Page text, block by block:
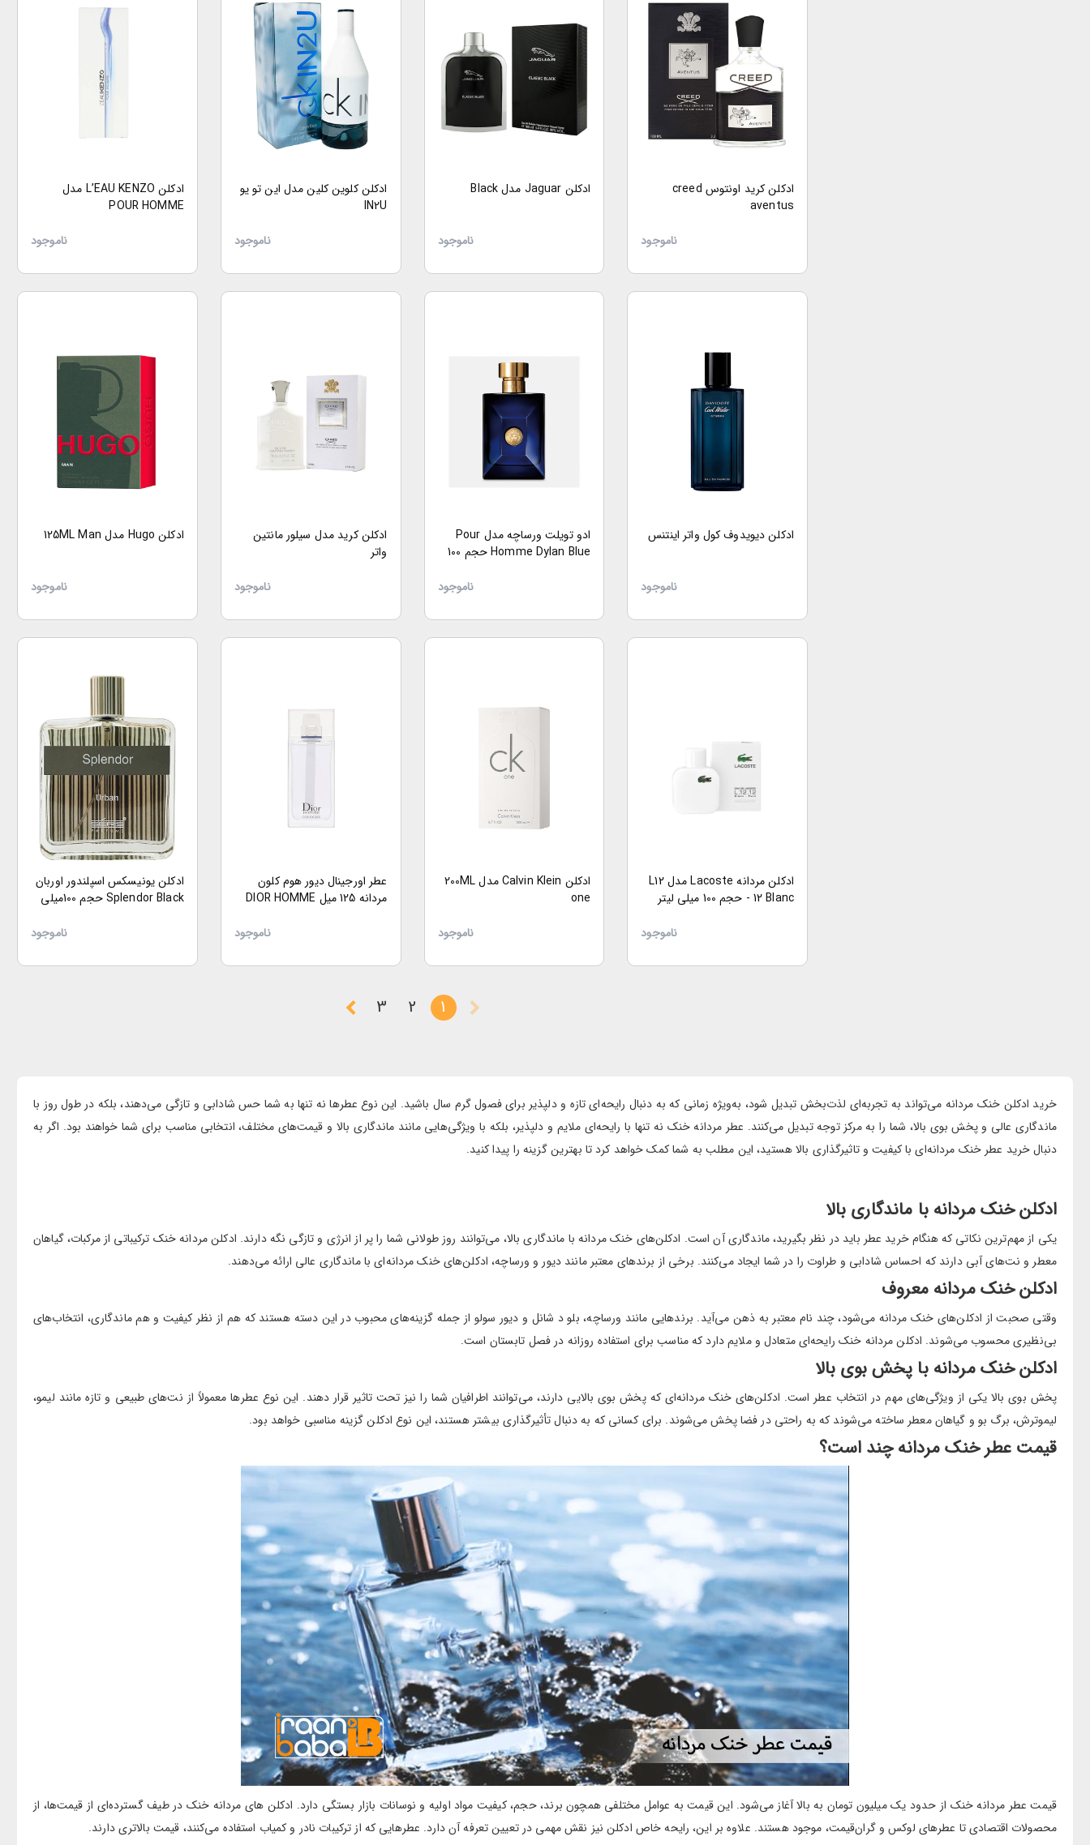
ادکلن کرید اونتوس creed
aventus
ناموجود
ادکلن Jaguar مدل Black
ناموجود
ادکلن کلوین کلین مدل این تو یو
IN2U
ناموجود
ادکلن L’EAU KENZO مدل
POUR HOMME
ناموجود
ادکلن دیویدوف کول واتر اینتنس
ناموجود
ادو تویلت ورساچه مدل Pour
Homme Dylan Blue حجم 100
ناموجود
ادکلن کرید مدل سیلور مانتین
واتر
ناموجود
ادکلن Hugo مدل 125ML Man
ناموجود
ادکلن مردانه Lacoste مدل L12
12 Blanc - حجم 100 میلی لیتر
ناموجود
ادکلن Calvin Klein مدل 200ML
one
ناموجود
عطر اورجینال دیور هوم کلون
مردانه 125 میل DIOR HOMME
ناموجود
ادکلن یونیسکس اسپلندور اوربان
Splendor Black حجم 100میلی
ناموجود
1
2
3
خرید ادکلن خنک مردانه می‌تواند به تجربه‌ای لذت‌بخش تبدیل شود، به‌ویژه زمانی که به دنبال رایحه‌ای تازه و دلپذیر برای فصول گرم سال باشید. این نوع عطرها نه تنها به شما حس شادابی و تازگی می‌دهند، بلکه در طول روز با
ماندگاری عالی و پخش بوی بالا، شما را به مرکز توجه تبدیل می‌کنند. عطر مردانه خنک نه تنها با رایحه‌ای ملایم و دلپذیر، بلکه با ویژگی‌هایی مانند ماندگاری بالا و قیمت‌های مختلف، انتخابی مناسب برای شما خواهند بود. اگر به
دنبال خرید عطر خنک مردانه‌ای با کیفیت و تاثیرگذاری بالا هستید، این مطلب به شما کمک خواهد کرد تا بهترین گزینه را پیدا کنید.
ادکلن خنک مردانه با ماندگاری بالا
یکی از مهم‌ترین نکاتی که هنگام خرید عطر باید در نظر بگیرید، ماندگاری آن است. ادکلن‌های خنک مردانه با ماندگاری بالا، می‌توانند روز طولانی شما را پر از انرژی و تازگی نگه دارند. ادکلن مردانه خنک ترکیباتی از مرکبات، گیاهان
معطر و نت‌های آبی دارند که احساس شادابی و طراوت را در شما ایجاد می‌کنند. برخی از برندهای معتبر مانند دیور و ورساچه، ادکلن‌های خنک مردانه‌ای با ماندگاری عالی ارائه می‌دهند.
ادکلن خنک مردانه معروف
وقتی صحبت از ادکلن‌های خنک مردانه می‌شود، چند نام معتبر به ذهن می‌آید. برندهایی مانند ورساچه، بلو د شانل و دیور سولو از جمله گزینه‌های محبوب در این دسته هستند که هم از نظر کیفیت و هم ماندگاری، انتخاب‌های
بی‌نظیری محسوب می‌شوند. ادکلن مردانه خنک رایحه‌ای متعادل و ملایم دارد که مناسب برای استفاده روزانه در فصل تابستان است.
ادکلن خنک مردانه با پخش بوی بالا
پخش بوی بالا یکی از ویژگی‌های مهم در انتخاب عطر است. ادکلن‌های خنک مردانه‌ای که پخش بوی بالایی دارند، می‌توانند اطرافیان شما را نیز تحت تاثیر قرار دهند. این نوع عطرها معمولاً از نت‌های طبیعی و تازه مانند لیمو،
لیموترش، برگ بو و گیاهان معطر ساخته می‌شوند که به راحتی در فضا پخش می‌شوند. برای کسانی که به دنبال تأثیرگذاری بیشتر هستند، این نوع ادکلن گزینه مناسبی خواهد بود.
قیمت عطر خنک مردانه چند است؟
قیمت عطر مردانه خنک از حدود یک میلیون تومان به بالا آغاز می‌شود. این قیمت به عوامل مختلفی همچون برند، حجم، کیفیت مواد اولیه و نوسانات بازار بستگی دارد. ادکلن های مردانه خنک در طیف گسترده‌ای از قیمت‌ها، از
محصولات اقتصادی تا عطرهای لوکس و گران‌قیمت، موجود هستند. علاوه بر این، رایحه خاص ادکلن نیز نقش مهمی در تعیین تعرفه آن دارد. عطرهایی که از ترکیبات نادر و کمیاب استفاده می‌کنند، قیمت بالاتری دارند.